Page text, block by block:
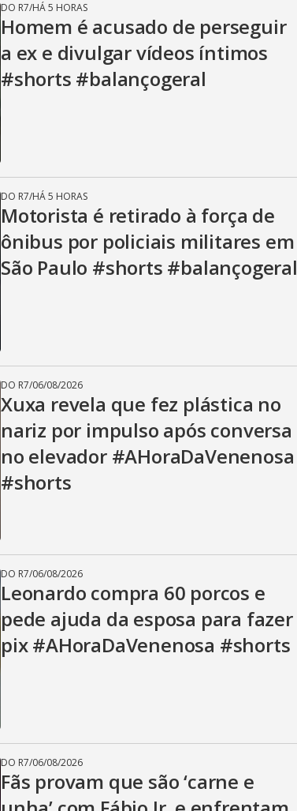
DO R7/HÁ 5 HORAS
Homem é acusado de perseguir
a ex e divulgar vídeos íntimos
#shorts #balançogeral
DO R7/HÁ 5 HORAS
Motorista é retirado à força de
ônibus por policiais militares em
São Paulo #shorts #balançogeral
DO R7/06/08/2026
Xuxa revela que fez plástica no
nariz por impulso após conversa
no elevador #AHoraDaVenenosa
#shorts
DO R7/06/08/2026
Leonardo compra 60 porcos e
pede ajuda da esposa para fazer
pix #AHoraDaVenenosa #shorts
DO R7/06/08/2026
Fãs provam que são ‘carne e